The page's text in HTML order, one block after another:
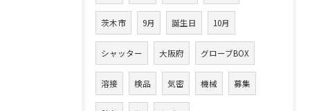
茨木市 9月 誕生日 10月
シャッター 大阪府 グローブBOX
溶接 検品 気密 機械 募集